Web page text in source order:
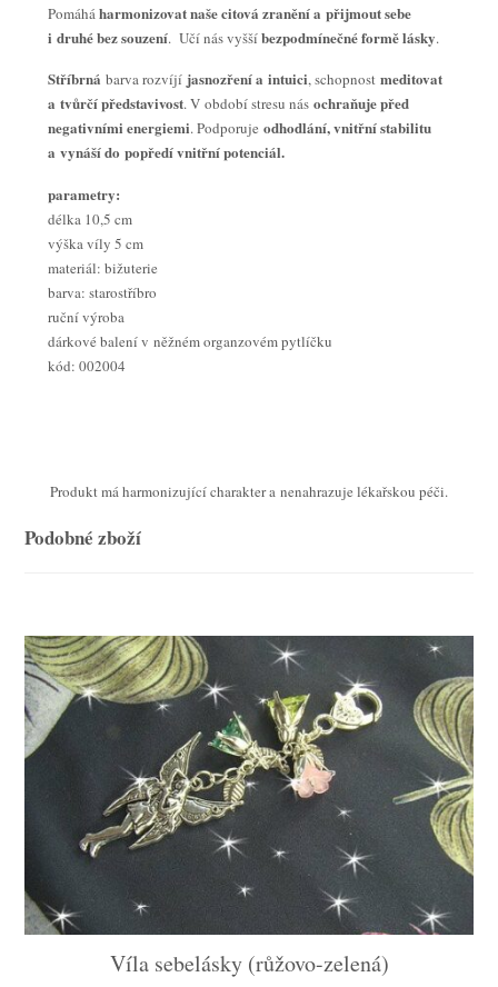
Pomáháharmonizovat naše citová zranění a přijmout sebe
i druhé bez souzení. Učí nás vyššíbezpodmínečné formě lásky.
Stříbrná barva rozvíjíjasnozření a intuici, schopnost meditovat
a tvůrčí představivost. V období stresu nás ochraňuje před
negativními energiemi. Podporuje odhodlání, vnitřní stabilitu
a vynáší do popředí vnitřní potenciál.
parametry:
délka 10,5 cm
výška víly 5 cm
materiál: bižuterie
barva: starostříbro
ruční výroba
dárkové balení v něžném organzovém pytlíčku
kód: 002004
Produkt má harmonizující charakter a nenahrazuje lékařskou péči.
Podobné zboží
Víla sebelásky (růžovo-zelená)
Víla sebelásky (růžová)